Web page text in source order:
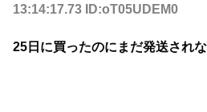
13:14:17.73 ID:oT05UDEM0
25日に買ったのにまだ発送され